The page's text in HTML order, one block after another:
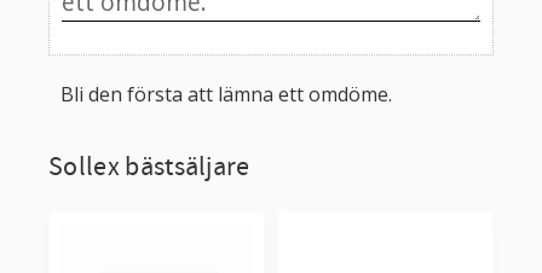
Bli den första att lämna ett omdöme.
Sollex bästsäljare